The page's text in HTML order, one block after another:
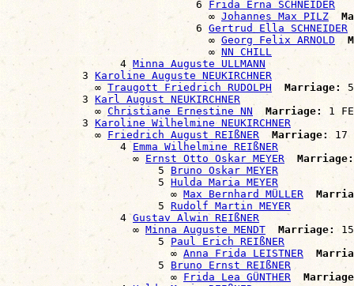
                              6
Frida Erna SCHNEIDER
                                ∞
Johannes Max PILZ
                              6
Gertrud Ella SCHNEIDER
                                ∞
Georg Felix ARNOLD
                                ∞
NN CHILL
                  4
Minna Auguste ULLMANN
            3
Karoline Auguste NEUKIRCHNER
              ∞
Traugott Friedrich RUDOLPH Marriage:
            3
Karl August NEUKIRCHNER
              ∞
Christiane Ernestine NN Marriage:
1
            3
Karoline Wilhelmine NEUKIRCHNER
              ∞
Friedrich August REIßNER Marriage: 17
                  4
Emma Wilhelmine REIßNER
                    ∞
Ernst Otto Oskar MEYER
Marriage:
                        5
Bruno Oskar MEYER
                        5
Hulda Maria MEYER
                          ∞
Max Bernhard MÜLLER
                        5
Rudolf Martin MEYER
                  4
Gustav Alwin REIßNER
                    ∞
Minna Auguste MENDT Marriage:
                        5
Paul Erich REIßNER
                          ∞
Anna Frida LEISTNER
                        5
Bruno Ernst REIßNER
                          ∞
Frida Lea GÜNTHER